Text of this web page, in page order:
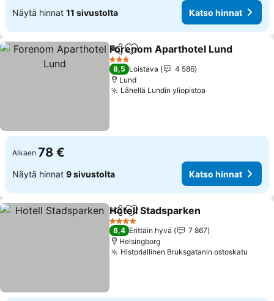
Näytä hinnat 11 sivustolta Katso hinnat
Jaa Lisää suosikkeihin
Forenom Aparthotel Lund
3 Tähtiluokitus
8,5 Loistava
4 586
Lund
Lähellä Lundin yliopistoa
Alkaen 78 €
Näytä hinnat 9 sivustolta Katso hinnat
Jaa Lisää suosikkeihin
Hotell Stadsparken
4 Tähtiluokitus
8,4 Erittäin hyvä
7 867
Helsingborg
Historiallinen Bruksgatanin ostoskatu